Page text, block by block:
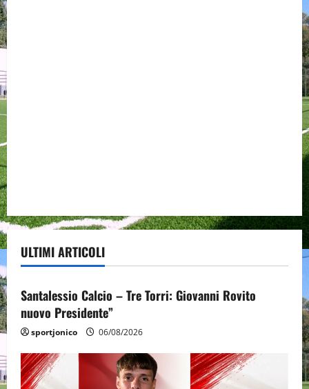
ULTIMI ARTICOLI
Promozione
Santalessio Calcio – Tre Torri: Giovanni Rovito
nuovo Presidente”
sportjonico 06/08/2026